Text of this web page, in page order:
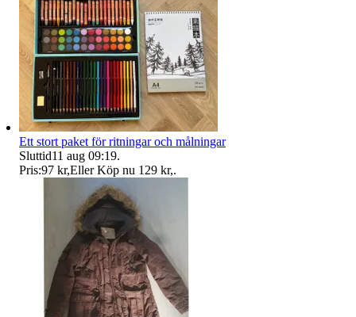
Ett stort paket för ritningar och målningar
Sluttid11 aug 09:19.
Pris:97 kr,Eller Köp nu 129 kr,.